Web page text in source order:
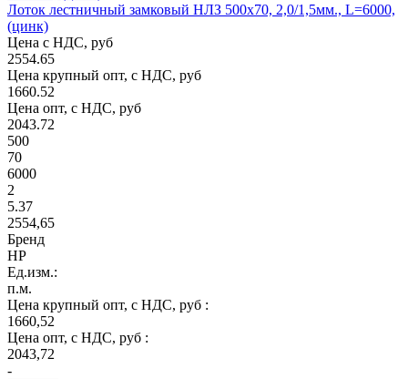
Лоток лестничный замковый НЛЗ 500х70, 2,0/1,5мм., L=6000,
(цинк)
Цена с НДС, руб
2554.65
Цена крупный опт, с НДС, руб
1660.52
Цена опт, с НДС, руб
2043.72
500
70
6000
2
5.37
2554,65
Бренд
НР
Ед.изм.:
п.м.
Цена крупный опт, с НДС, руб :
1660,52
Цена опт, с НДС, руб :
2043,72
-